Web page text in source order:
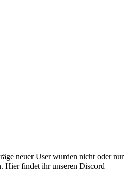
neuer User wurden nicht oder nur
Hier findet ihr unseren Discord